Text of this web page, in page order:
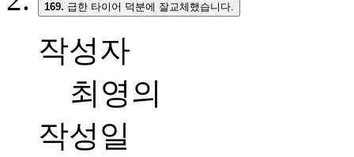
169. 급한 타이어 덕분에 잘교체했습니다.
작성자
최영의
작성일